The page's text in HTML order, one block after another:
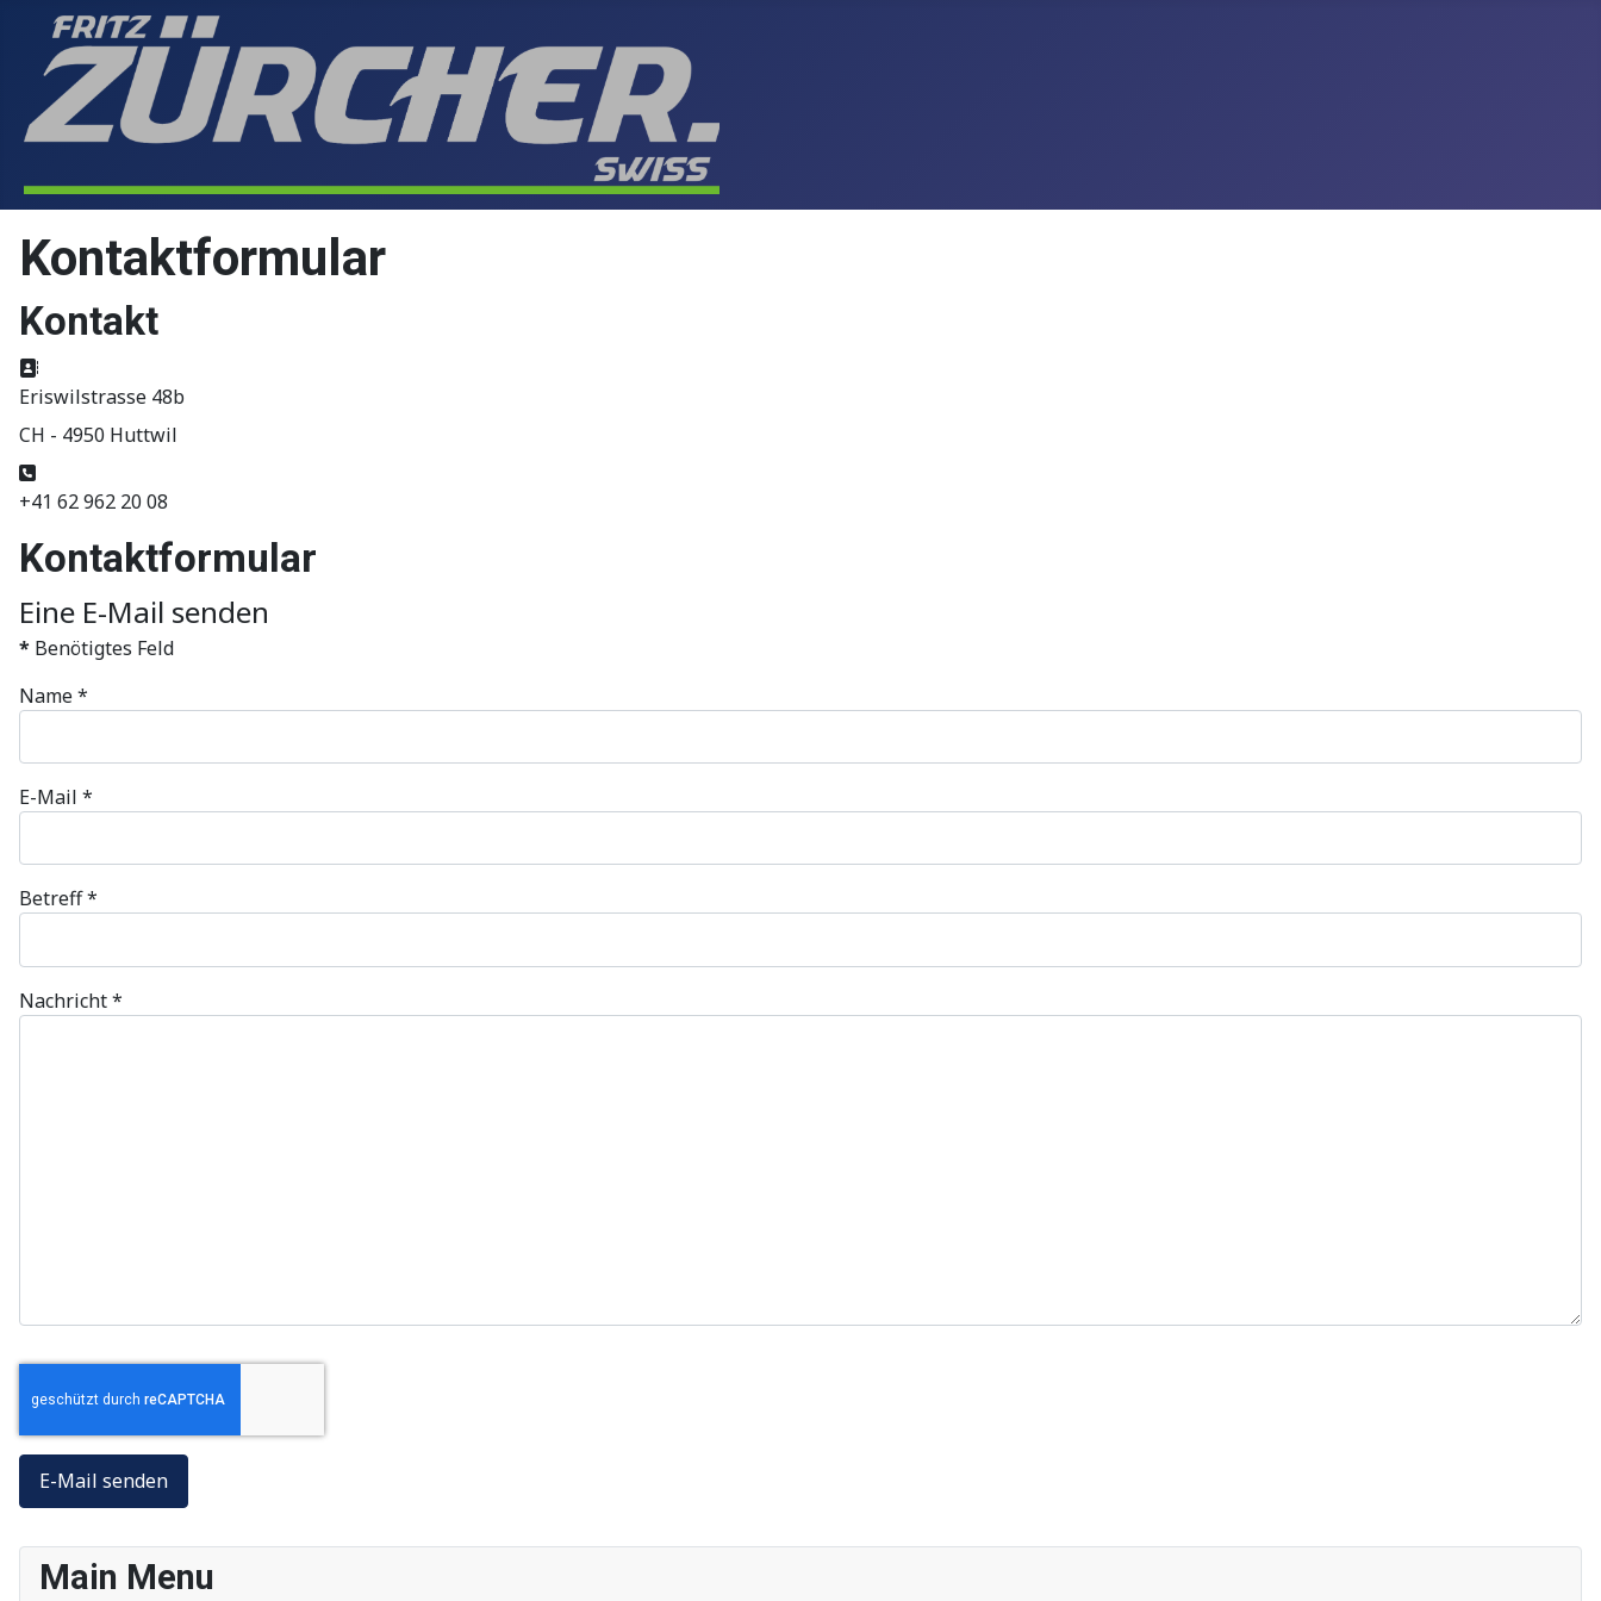
Kontaktformular
Kontakt
Adresse:
Eriswilstrasse 48b
CH - 4950 Huttwil
Telefon:
+41 62 962 20 08
Kontaktformular
Eine E-Mail senden
* Benötigtes Feld
Name*
E-Mail *
Betreff*
Nachricht*
E-Mail senden
Main Menu